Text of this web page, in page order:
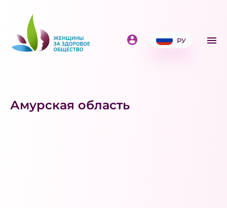
РУ
Амурская область